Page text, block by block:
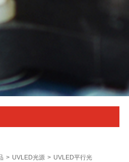
> UVLED光源 > UVLED平行光